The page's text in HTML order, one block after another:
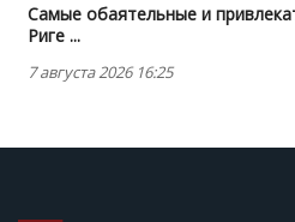
Самые обаятельные и
Риге ...
7 августа 2026 16:25